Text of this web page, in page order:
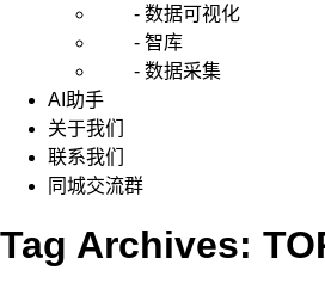
- 数据可视化
- 智库
- 数据采集
AI助手
关于我们
联系我们
同城交流群
Tag Archives: